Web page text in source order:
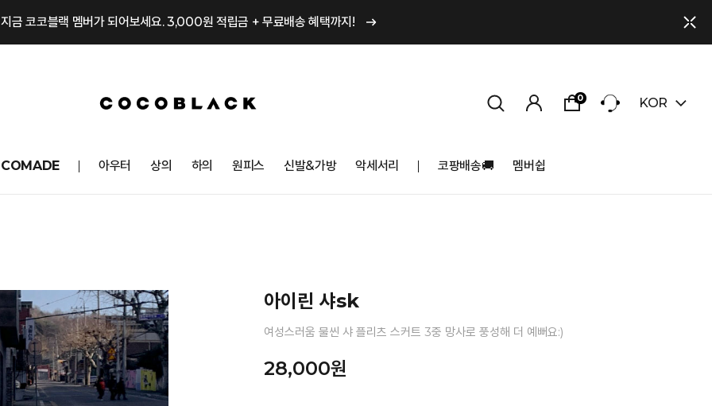
지금 코코블랙 멤버가 되어보세요. 3,000원 적립금 + 무료배송 혜택까지!
0 KOR
아우터 상의 하의 원피스 신발&가방 악세서리 코팡배송🚚 멤버쉽
아이린 샤sk
여성스러움 물씬 샤 플리츠 스커트 3중 망사로 풍성해 더 예뻐요:)
28,000원